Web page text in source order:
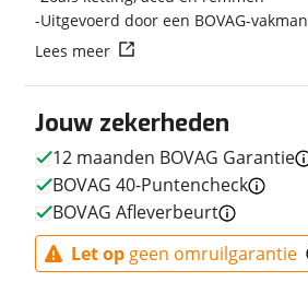
Techniek
Vermogen
Afmetingen en gewicht
Maximaal toelaatbaar
177 kg
Jouw zekerheden
12 maanden BOVAG Garantie
BOVAG 40-Puntencheck
BOVAG Afleverbeurt
Let op geen omruilgarantie
Uitgevoerd door een BOVAG-vakman
Lees meer